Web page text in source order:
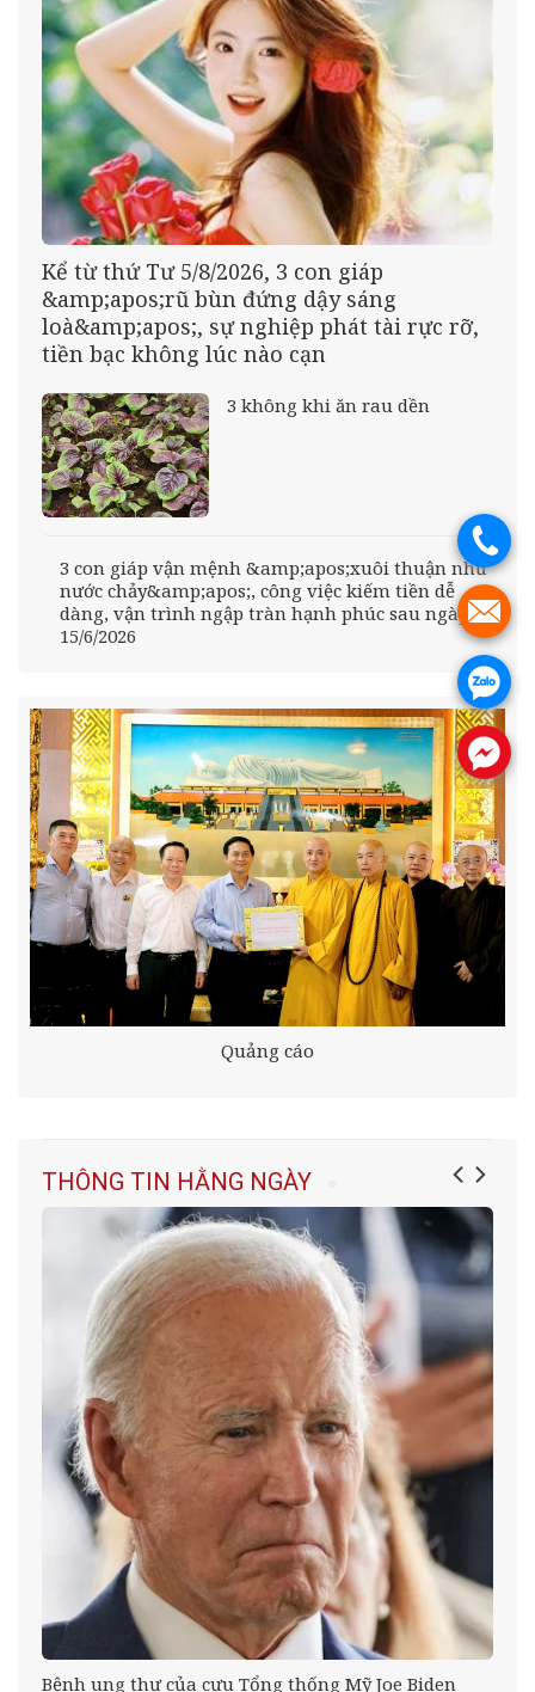
Kể từ thứ Tư 5/8/2026, 3 con giáp
&amp;apos;rũ bùn đứng dậy sáng
loà&amp;apos;, sự nghiệp phát tài rực rỡ,
tiền bạc không lúc nào cạn
3 không khi ăn rau dền
3 con giáp vận mệnh &amp;apos;xuôi thuận như
nước chảy&amp;apos;, công việc kiếm tiền dễ
dàng, vận trình ngập tràn hạnh phúc sau ngày
15/6/2026
Quảng cáo
THÔNG TIN HẰNG NGÀY
Bệnh ung thư của cựu Tổng thống Mỹ Joe Biden
.
.
.
.